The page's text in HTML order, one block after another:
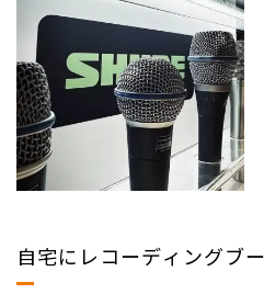
自宅にレコーディングブ